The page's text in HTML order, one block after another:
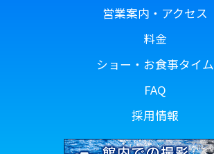
営業案内・アクセス
料金
ショー・お食事タイム
FAQ
採用情報